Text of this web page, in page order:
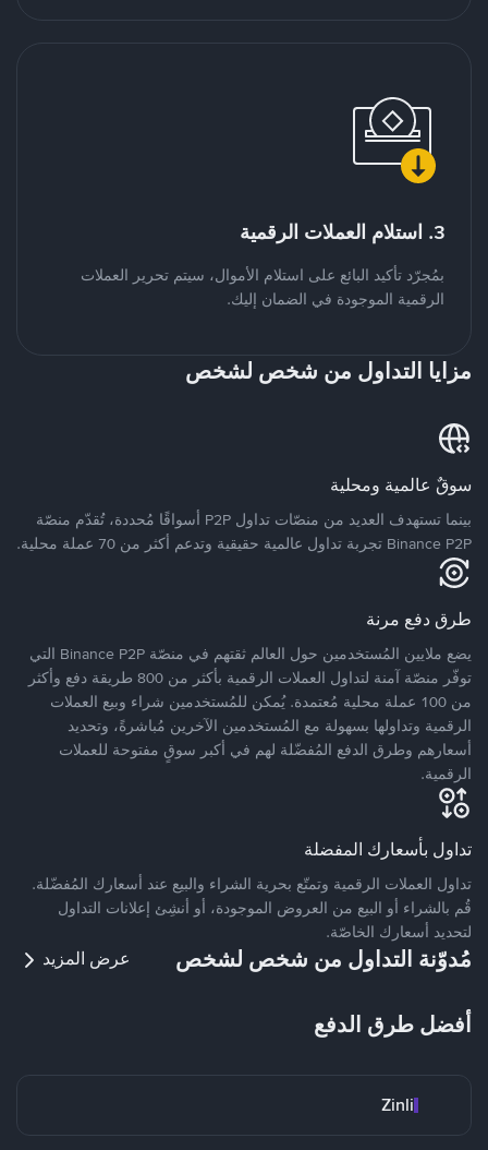
3. استلام العملات الرقمية
بمُجرّد تأكيد البائع على استلام الأموال، سيتم تحرير العملات
الرقمية الموجودة في الضمان إليك.
مزايا التداول من شخص لشخص
سوقٌ عالمية ومحلية
بينما تستهدف العديد من منصّات تداول P2P أسواقًا مُحددة، تُقدّم منصّة
Binance P2P تجربة تداول عالمية حقيقية وتدعم أكثر من 70 عملة محلية.
طرق دفع مرنة
يضع ملايين المُستخدمين حول العالم ثقتهم في منصّة Binance P2P التي
توفّر منصّة آمنة لتداول العملات الرقمية بأكثر من 800 طريقة دفع وأكثر
من 100 عملة محلية مُعتمدة. يُمكن للمُستخدمين شراء وبيع العملات
الرقمية وتداولها بسهولة مع المُستخدمين الآخرين مُباشرةً، وتحديد
أسعارهم وطرق الدفع المُفضّلة لهم في أكبر سوقٍ مفتوحة للعملات
الرقمية.
تداول بأسعارك المفضلة
تداول العملات الرقمية وتمتّع بحرية الشراء والبيع عند أسعارك المُفضّلة.
قُم بالشراء أو البيع من العروض الموجودة، أو أنشِئ إعلانات التداول
لتحديد أسعارك الخاصّة.
مُدوّنة التداول من شخص لشخص عرض المزيد
أفضل طرق الدفع
Zinli